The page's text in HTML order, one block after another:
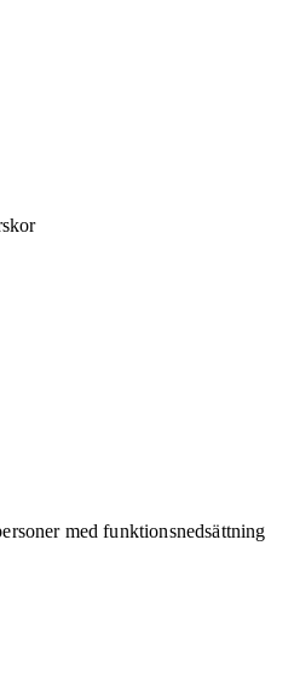
med funktionsnedsättning